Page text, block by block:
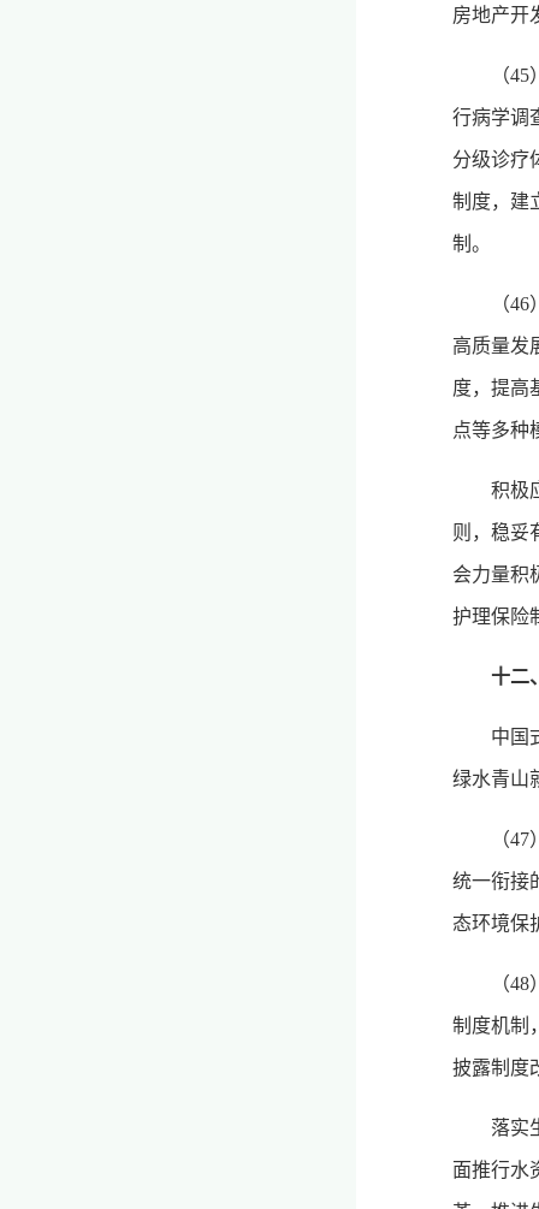
房地产开
（
行病学调
分级诊疗
制度，建
制。
（
高质量发
度，提高
点等多种
积极
则，稳妥
会力量积
护理保险
十二
中国
绿水青山
（
统一衔接
态环境保
（
制度机制
披露制度
落实
面推行水